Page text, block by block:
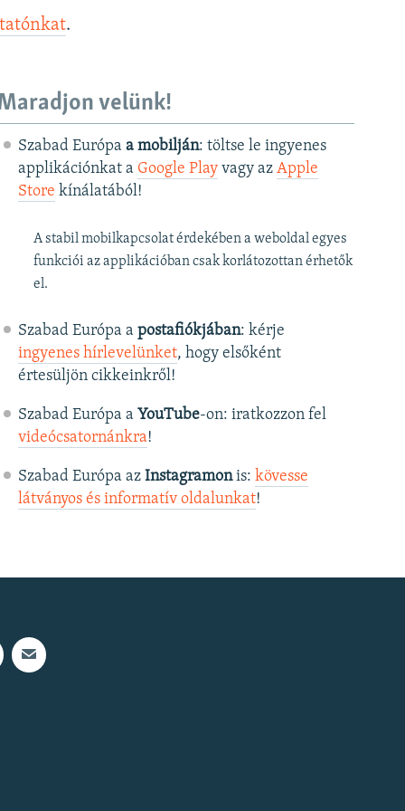
.
velünk!
Szabad Európa a mobilján: töltse le ingyenes
applikációnkat a Google Playvagy az Apple
Store kínálatából!
A stabil mobilkapcsolat érdekében a weboldal egyes
funkciói az applikációban csak korlátozottan érhetők
el.
Szabad Európa a postafiókjában: kérje
ingyenes hírlevelünket, hogy elsőként
értesüljön cikkeinkről!
Szabad Európa a YouTube-on: iratkozzon fel
videócsatornánkra!
Szabad Európa az Instagramonis: kövesse
látványos és informatív oldalunkat! ​